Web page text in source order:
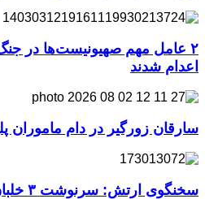
اعدام شدند
سارقان زورگیر در دام ماموران
سخنگوی ارتش: سرنوشت ۳ خلبان ما هنوز مشخص نیست